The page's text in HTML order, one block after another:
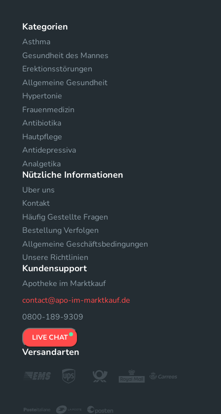
Kategorien
Asthma
Gesundheit des Mannes
Erektionsstörungen
Allgemeine Gesundheit
Hypertonie
Frauenmedizin
Antibiotika
Hautpflege
Antidepressiva
Analgetika
Nützliche Informationen
Uber uns
Kontakt
Häufig Gestellte Fragen
Bestellung Verfolgen
Allgemeine Geschäftsbedingungen
Unsere Richtlinien
Kundensupport
Apotheke im Marktkauf
contact@apo-im-marktkauf.de
0800-189-9309
LIVE CHAT
Versandarten